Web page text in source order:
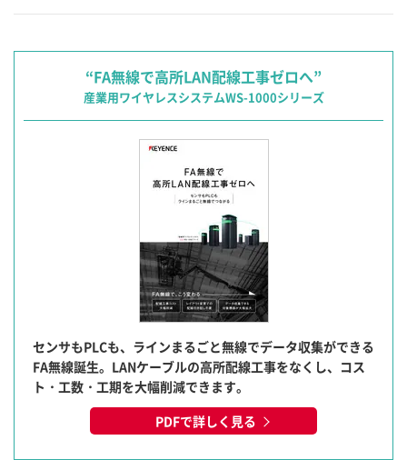
“FA無線で高所LAN配線工事ゼロへ”
産業用ワイヤレスシステムWS-1000シリーズ
センサもPLCも、ラインまるごと無線でデータ収集ができる
FA無線誕生。LANケーブルの高所配線工事をなくし、コス
ト・工数・工期を大幅削減できます。
PDFで詳しく見る